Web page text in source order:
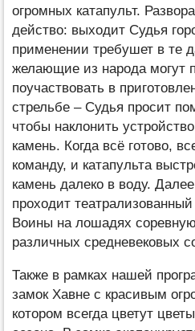
огромных катапульт.
действо: выходит Судья
применении требушет в те
желающие из народа могут
поучаствовать в
стрельбе – Судья просит
чтобы наклонить
камень. Когда всё готово,
команду, и катапульта
камень далеко в воду.
проходит
Воины на лошадях
различных средневековых
Также в рамках нашей
замок Хавне с красивым
котором всегда цветут